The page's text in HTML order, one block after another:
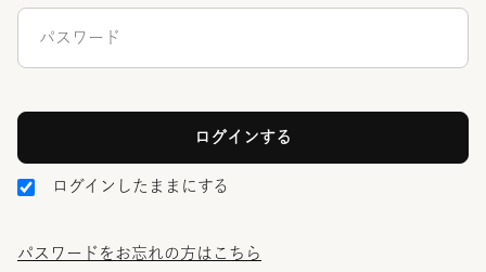
ログインしたままにする
パスワードをお忘れの方はこちら